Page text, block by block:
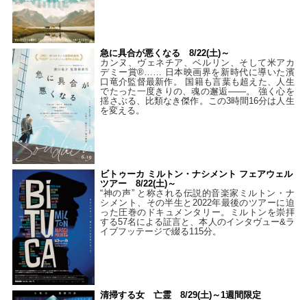
急に具合が悪くなる 8/22(土)～
カンヌ、ヴェネチア、ベルリン、そして米アカ
デミー賞®…… 日本映画界を新時代に導いた濱
口竜介監督最新作。 国籍も言葉も超えた、人生
でたった一度きりの、魂の邂逅――。 強く心を
揺さぶる、比類なき傑作。この3時間16分は人生
を変える。
ビトゥーカ ミルトン・ナシメント フェアウェル
ツアー 8/22(土)～
“神の声” と称される伝説的音楽家ミルトン・ナ
シメント、その半生と2022年最後のツアーに迫
った圧巻のドキュメンタリー。ミルトンを崇拝
する57名による証言と、本人のインタヴュー&ラ
イブフッテージで綴る115分。
清掃する女 亡霊 8/29(土)～1週間限定